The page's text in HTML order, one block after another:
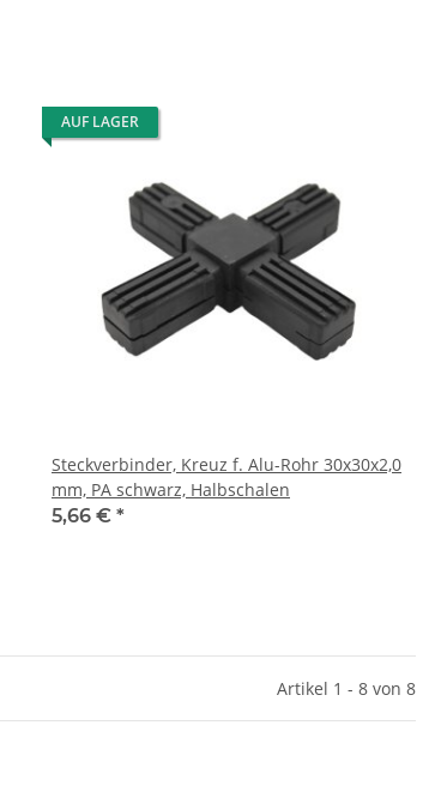
AUF LAGER
Steckverbinder, Kreuz f. Alu-Rohr 30x30x2,0
mm, PA schwarz, Halbschalen
5,66 € *
Artikel 1 - 8 von 8